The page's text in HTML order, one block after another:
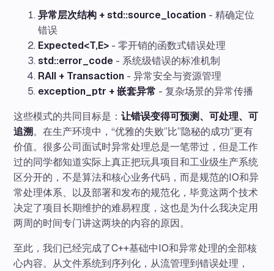
异常层次结构 + std::source_location - 精确定位
错误
Expected<T,E> - 零开销的函数式错误处理
std::error_code - 系统级错误的标准机制
RAII + Transaction - 异常安全与资源管理
exception_ptr + 嵌套异常 - 复杂场景的异常传播
这些模式的共同目标是：让错误变得可预测、可处理、可
追溯。在生产环境中，“优雅的失败”比”隐秘的成功”更有
价值。很多公司面试时异常处理总是一笔带过，但是工作
过的同学都知道实际上真正把玩具项目和工业级生产系统
区分开的，不是算法和核心业务代码，而是规范的IO和异
常处理体系、以及部署和发布的规范化，毕竟这两个技术
决定了项目长期维护的难易程度，这也是为什么我决定用
两周的时间专门讲这两块的内容的原因。
至此，我们已经完成了C++基础中IO和异常处理的全部核
心内容。从文件系统到序列化，从流管理到错误处理，